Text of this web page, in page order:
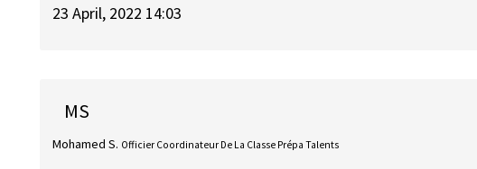
23 April, 2022 14:03
MS
Mohamed S. Officier Coordinateur De La Classe Prépa Talents